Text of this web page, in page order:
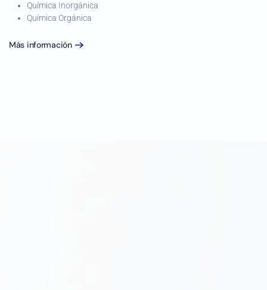
Química Inorgánica
Química Orgánica
Más información